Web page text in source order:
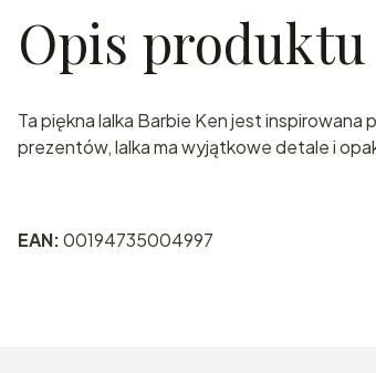
Opis produktu
Ta piękna lalka Barbie Ken jest
prezentów, lalka ma wyjątkowe detale i
EAN:00194735004997